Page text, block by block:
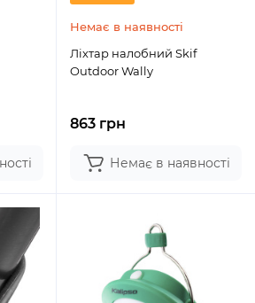
Немає в наявності
Ліхтар налобний Skif
Outdoor Wally
863 грн
Немає в наявності